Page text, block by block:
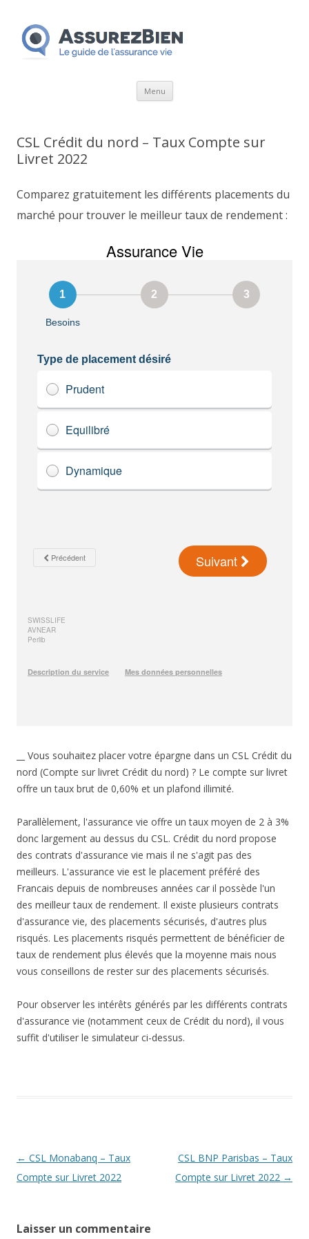
Menu Aller
CSL Crédit du nord – Taux Compte sur
Livret 2022
Comparez gratuitement les différents placements du
marché pour trouver le meilleur taux de rendement :
__ Vous souhaitez placer votre épargne dans un CSL Crédit du
nord (Compte sur livret Crédit du nord) ? Le compte sur livret
offre un taux brut de 0,60% et un plafond illimité.
Parallèlement, l'assurance vie offre un taux moyen de 2 à 3%
donc largement au dessus du CSL. Crédit du nord propose
des contrats d'assurance vie mais il ne s'agit pas des
meilleurs. L'assurance vie est le placement préféré des
Francais depuis de nombreuses années car il possède l'un
des meilleur taux de rendement. Il existe plusieurs contrats
d'assurance vie, des placements sécurisés, d'autres plus
risqués. Les placements risqués permettent de bénéficier de
taux de rendement plus élevés que la moyenne mais nous
vous conseillons de rester sur des placements sécurisés.
Pour observer les intérêts générés par les différents contrats
d'assurance vie (notamment ceux de Crédit du nord), il vous
suffit d'utiliser le simulateur ci-dessus.
Navigation
des
← CSL Monabanq – Taux
Compte sur Livret 2022
CSL BNP Parisbas – Taux
Compte sur Livret 2022 →
Laisser un commentaire